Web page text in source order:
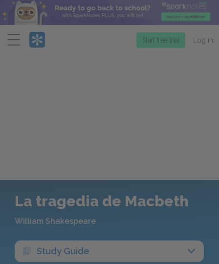
Menu
Start free trial Log in
La tragedia de Macbeth
William Shakespeare
Study Guide